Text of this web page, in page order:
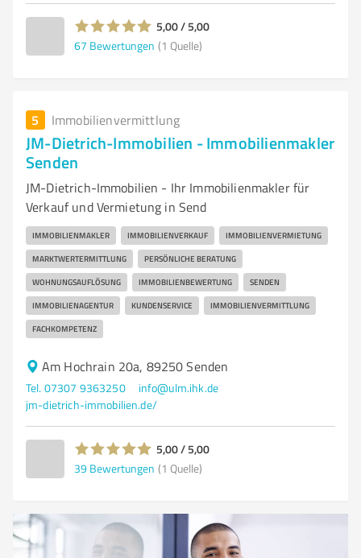
5,00 / 5,00
67 Bewertungen (1 Quelle)
5 Immobilienvermittlung
JM-Dietrich-Immobilien - Immobilienmakler
Senden
JM-Dietrich-Immobilien - Ihr Immobilienmakler für
Verkauf und Vermietung in Send
IMMOBILIENMAKLER IMMOBILIENVERKAUF IMMOBILIENVERMIETUNG
MARKTWERTERMITTLUNG PERSÖNLICHE BERATUNG
WOHNUNGSAUFLÖSUNG IMMOBILIENBEWERTUNG SENDEN
IMMOBILIENAGENTUR KUNDENSERVICE IMMOBILIENVERMITTLUNG
FACHKOMPETENZ
Am Hochrain 20a, 89250 Senden
Tel. 07307 9363250
info@ulm.ihk.de
jm-dietrich-immobilien.de/
5,00 / 5,00
39 Bewertungen (1 Quelle)